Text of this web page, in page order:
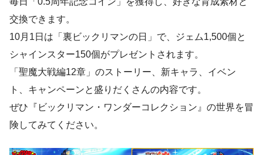
交換できます。
10月1日は「裏ビックリマンの日」で、ジェム1,500個と
シャインスター150個がプレゼントされます。
「聖魔大戦編12章」のストーリー、新キャラ、イベン
ト、キャンペーンと盛りだくさんの内容です。
ぜひ『ビックリマン・ワンダーコレクション』の世界を冒
険してみてください。